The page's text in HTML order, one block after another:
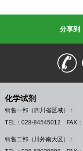
分享到
化学试剂
销售一部（四川省区域）：
TEL：028-84545012 FAX
销售二部（川外南大区）：